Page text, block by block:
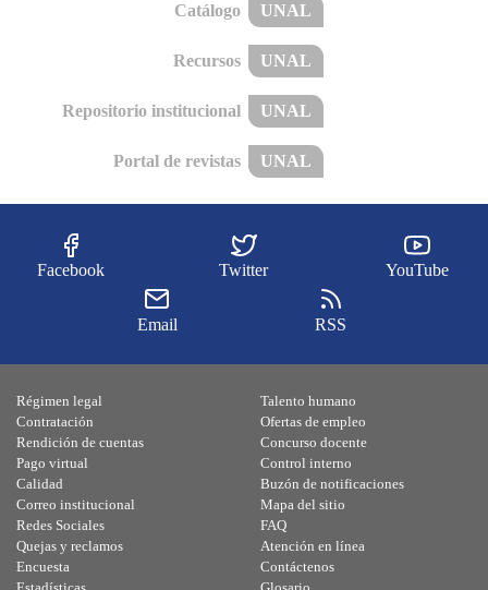
Catálogo UNAL
Recursos UNAL
Repositorio institucional UNAL
Portal de revistas UNAL
Facebook Twitter YouTube
Email RSS
Régimen legal
Contratación
Rendición de cuentas
Pago virtual
Calidad
Talento humano
Ofertas de empleo
Concurso docente
Control interno
Buzón de notificaciones
Correo institucional
Redes Sociales
Quejas y reclamos
Encuesta
Mapa del sitio
FAQ
Atención en línea
Contáctenos